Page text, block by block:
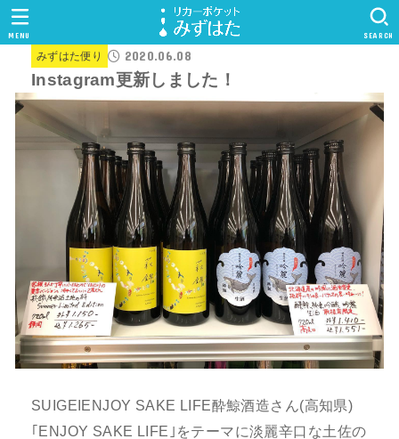
SEARCH
MENU
みずはた便り 2020.06.08
Instagram更新しました！
SUIGEIENJOY SAKE LIFE酔鯨酒造さん(高知県)
｢ENJOY SAKE LIFE｣をテーマに淡麗辛口な土佐の